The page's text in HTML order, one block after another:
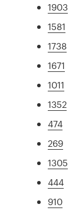
1903
1581
1738
1671
1011
1352
474
269
1305
444
910